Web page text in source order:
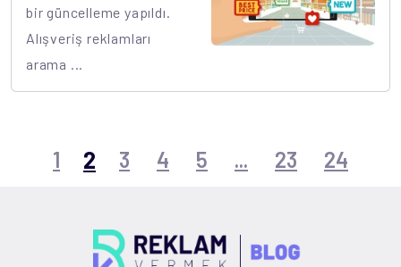
bir güncelleme yapıldı.
Alışveriş reklamları
arama ...
1 2 3 4 5 ... 23 24